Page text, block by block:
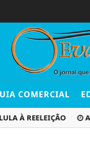
COMERCIAL
À REELEIÇÃO